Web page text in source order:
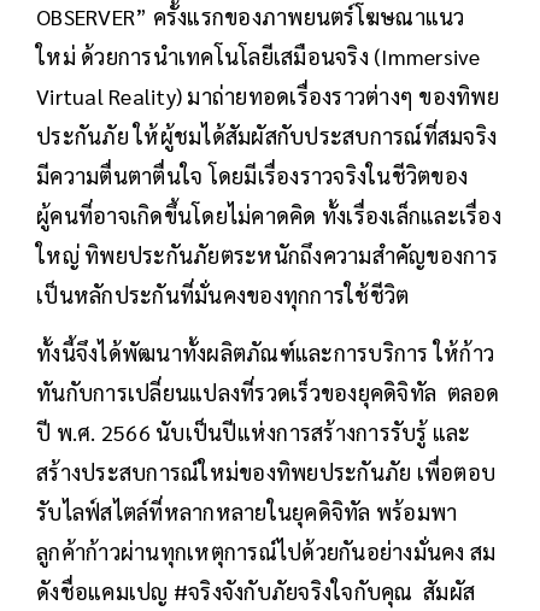
OBSERVER” ครั้งแรกของภาพยนตร์โฆษณาแนว
ใหม่ ด้วยการนำเทคโนโลยีเสมือนจริง (Immersive
Virtual Reality) มาถ่ายทอดเรื่องราวต่างๆ ของทิพย
ประกันภัย ให้ผู้ชมได้สัมผัสกับประสบการณ์ที่สมจริง
มีความตื่นตาตื่นใจ โดยมีเรื่องราวจริงในชีวิตของ
ผู้คนที่อาจเกิดขึ้นโดยไม่คาดคิด ทั้งเรื่องเล็กและเรื่อง
ใหญ่ ทิพยประกันภัยตระหนักถึงความสำคัญของการ
เป็นหลักประกันที่มั่นคงของทุกการใช้ชีวิต
ทั้งนี้จึงได้พัฒนาทั้งผลิตภัณฑ์และการบริการ ให้ก้าว
ทันกับการเปลี่ยนแปลงที่รวดเร็วของยุคดิจิทัล ตลอด
ปี พ.ศ. 2566 นับเป็นปีแห่งการสร้างการรับรู้ และ
สร้างประสบการณ์ใหม่ของทิพยประกันภัย เพื่อตอบ
รับไลฟ์สไตล์ที่หลากหลายในยุคดิจิทัล พร้อมพา
ลูกค้าก้าวผ่านทุกเหตุการณ์ไปด้วยกันอย่างมั่นคง สม
ดังชื่อแคมเปญ #จริงจังกับภัยจริงใจกับคุณ สัมผัส